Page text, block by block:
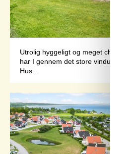
Utrolig hyggeligt og meget
har I gennem det store vinduesparti
Hus...